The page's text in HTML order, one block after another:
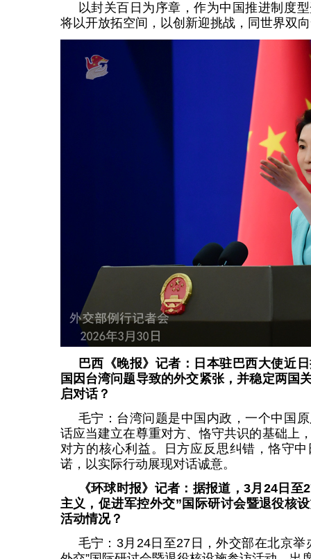
以封关百日为序章，作为中国推进制度
将以开放拓空间，以创新迎挑战，同世界双
巴西《晚报》记者：日本驻巴西大使近
国因台湾问题导致的外交紧张，并稳定两国
启对话？
毛宁：台湾问题是中国内政，一个中国
话应当建立在尊重对方、恪守共识的基础上
对方的核心利益。日方应反思纠错，恪守
诺，以实际行动展现对话诚意。
《环球时报》记者：据报道，3月24日
主义，促进军控外交”国际研讨会暨退役核
活动情况？
毛宁：3月24日至27日，外交部在北京举